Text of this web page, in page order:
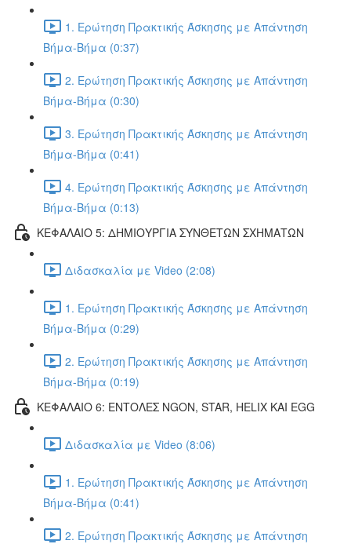
1. Ερώτηση Πρακτικής Άσκησης με Απάντηση
Βήμα-Βήμα (0:37)
2. Ερώτηση Πρακτικής Άσκησης με Απάντηση
Βήμα-Βήμα (0:30)
3. Ερώτηση Πρακτικής Άσκησης με Απάντηση
Βήμα-Βήμα (0:41)
4. Ερώτηση Πρακτικής Άσκησης με Απάντηση
Βήμα-Βήμα (0:13)
ΚΕΦΑΛΑΙΟ 5: ΔΗΜΙΟΥΡΓΙΑ ΣΥΝΘΕΤΩΝ ΣΧΗΜΑΤΩΝ
Διδασκαλία με Video (2:08)
1. Ερώτηση Πρακτικής Άσκησης με Απάντηση
Βήμα-Βήμα (0:29)
2. Ερώτηση Πρακτικής Άσκησης με Απάντηση
Βήμα-Βήμα (0:19)
ΚΕΦΑΛΑΙΟ 6: ΕΝΤΟΛΕΣ NGON, STAR, HELIX ΚΑΙ EGG
Διδασκαλία με Video (8:06)
1. Ερώτηση Πρακτικής Άσκησης με Απάντηση
Βήμα-Βήμα (0:41)
2. Ερώτηση Πρακτικής Άσκησης με Απάντηση